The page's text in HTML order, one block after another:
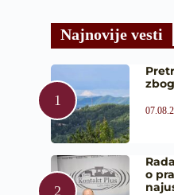
Najnovije vesti
o